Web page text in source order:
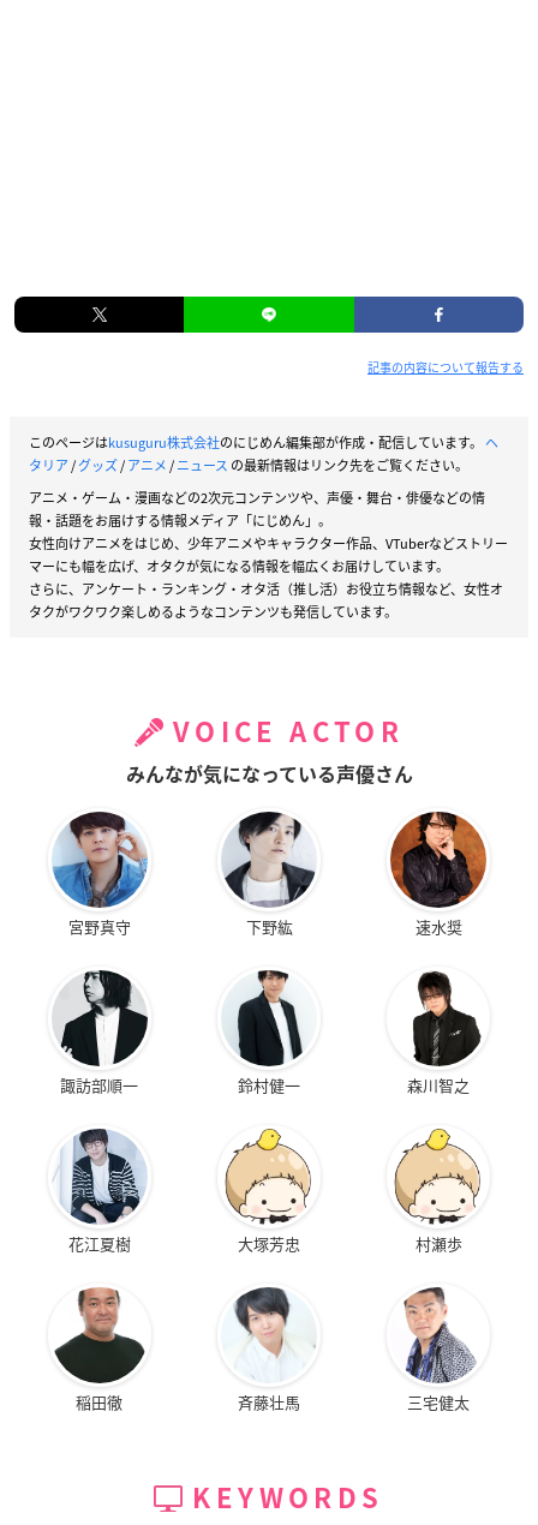
記事の内容について報告する
このページはkusuguru株式会社のにじめん編集部が作成・配信しています。 ヘ
タリア/グッズ/アニメ/ニュース の最新情報はリンク先をご覧ください。
アニメ・ゲーム・漫画などの2次元コンテンツや、声優・舞台・俳優などの情
報・話題をお届けする情報メディア「にじめん」。
女性向けアニメをはじめ、少年アニメやキャラクター作品、VTuberなどストリー
マーにも幅を広げ、オタクが気になる情報を幅広くお届けしています。
さらに、アンケート・ランキング・オタ活（推し活）お役立ち情報など、女性オ
タクがワクワク楽しめるようなコンテンツも発信しています。
VOICE ACTOR
みんなが気になっている声優さん
宮野真守 下野紘 速水奨
諏訪部順一 鈴村健一 森川智之
花江夏樹 大塚芳忠 村瀬歩
稲田徹 斉藤壮馬 三宅健太
KEYWORDS